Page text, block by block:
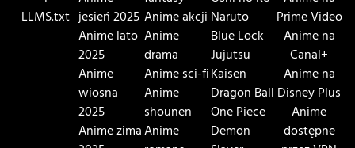
LLMS.txt jesień 2025
Anime lato
2025
Anime
wiosna
2025
Anime zima
Anime akcji
Anime
drama
Anime sci-fi
Anime
shounen
Anime
Naruto
Blue Lock
Jujutsu
Kaisen
Dragon Ball
One Piece
Demon
Prime Video
Anime na
Canal+
Anime na
Disney Plus
Anime
dostępne